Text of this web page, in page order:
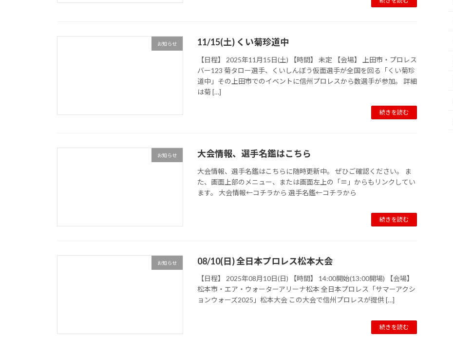
お知らせ 11/15(土) くい菊珍道中
【日程】 2025年11月15日(土) 【時間】 未定 【会場】 上田市・プロレス
バー123 菊タロー選手、くいしんぼう仮面選手が全国を回る「くい菊珍
道中」その上田市でのイベントに信州プロレスから数選手が参加。 詳細
は菊 […]
続きを読む
お知らせ 大会情報、選手名鑑はこちら
大会情報、選手名鑑はこちらに随時更新中。 ぜひご確認ください。 ま
た、画面上部のメニュー、または画面左上の「≡」からもリンクしてい
ます。 大会情報←コチラから 選手名鑑←コチラから
続きを読む
お知らせ 08/10(日) 全日本プロレス松本大会
【日程】 2025年08月10日(日) 【時間】 14:00開始(13:00開場) 【会場】
松本市・エア・ウォーターアリーナ松本 全日本プロレス「サマーアクシ
ョンウォーズ2025」松本大会 この大会で信州プロレスが提供 […]
続きを読む